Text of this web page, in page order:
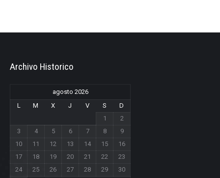
Archivo Historico
agosto 2026
L
M X J V S
D
1
2
3
4 5 6 7 8
9
10
11 12 13 14 15
16
17
18 19 20 21 22
23
24
25 26 27 28 29
30